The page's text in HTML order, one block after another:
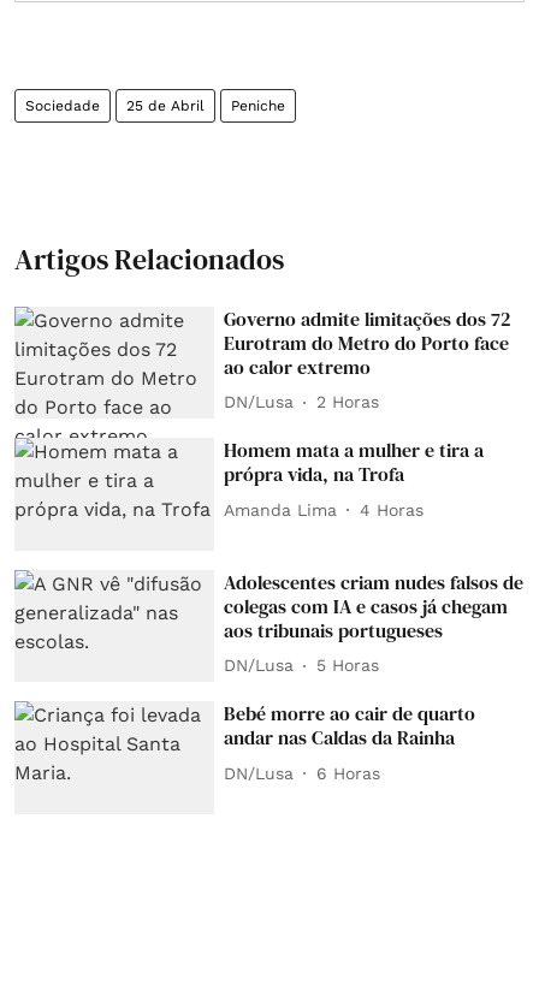
Sociedade 25 de Abril Peniche
Artigos Relacionados
Governo admite limitações dos 72
Eurotram do Metro do Porto face
ao calor extremo
DN/Lusa 2 Horas
Homem mata a mulher e tira a
própra vida, na Trofa
Amanda Lima 4 Horas
Adolescentes criam nudes falsos de
colegas com IA e casos já chegam
aos tribunais portugueses
DN/Lusa 5 Horas
Bebé morre ao cair de quarto
andar nas Caldas da Rainha
DN/Lusa 6 Horas